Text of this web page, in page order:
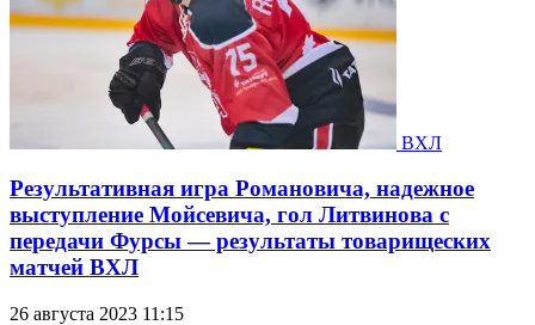
ВХЛ
Результативная игра Романовича, надежное
выступление Мойсевича, гол Литвинова с
передачи Фурсы — результаты товарищеских
матчей ВХЛ
26 августа 2023 11:15